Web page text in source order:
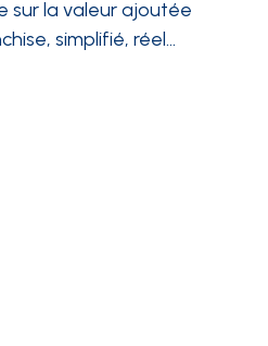
sur la valeur ajoutée
simplifié, réel…